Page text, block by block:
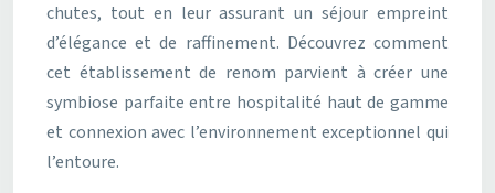
chutes, tout en leur assurant un séjour empreint
d’élégance et de raffinement. Découvrez comment
cet établissement de renom parvient à créer une
symbiose parfaite entre hospitalité haut de gamme
et connexion avec l’environnement exceptionnel qui
l’entoure.